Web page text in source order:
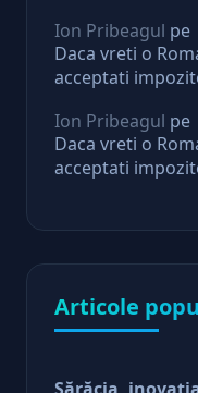
asteptari de la stat
Ion Pribeagul pe
Daca vreti o
acceptati
asteptari de la stat
Ion Pribeagul pe
Daca vreti o
acceptati
Articole